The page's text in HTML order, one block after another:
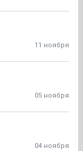
11 ноября
05 ноября
04 ноября